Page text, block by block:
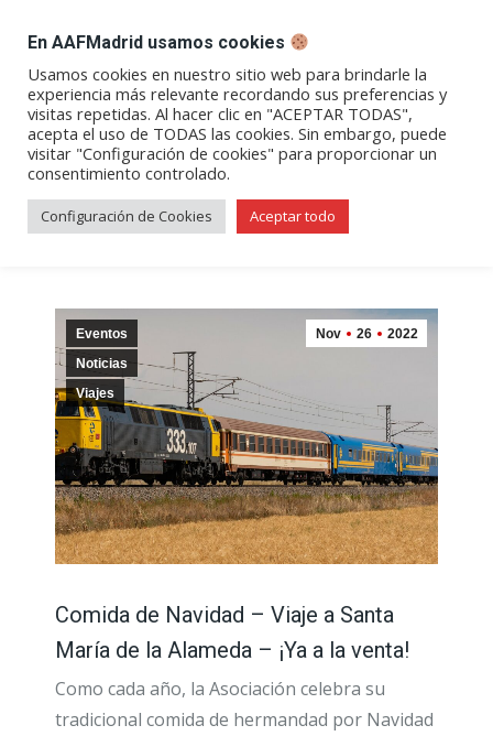
Abrir
enlace
en
una
ventana/pestaña
Abrir
enlace
en
una
ventana/pestaña
Abrir
enlace
en
una
ventana/pestaña
Abrir
enlace
en
una
Abrir
enlace
en
una
Archivos de etiqueta:tren
histórico
Nov 26 2022
Eventos
Noticias
Viajes
Comida de Navidad – Viaje a Santa
María de la Alameda – ¡Ya a la venta!
Como cada año, la Asociación celebra su
tradicional comida de hermandad por Navidad
En AAFMadrid usamos cookies
Usamos cookies en nuestro sitio web para brindarle la
experiencia más relevante recordando sus preferencias y
visitas repetidas. Al hacer clic en "ACEPTAR TODAS",
acepta el uso de TODAS las cookies. Sin embargo, puede
visitar "Configuración de cookies" para proporcionar un
consentimiento controlado.
Configuración de Cookies Aceptar todo